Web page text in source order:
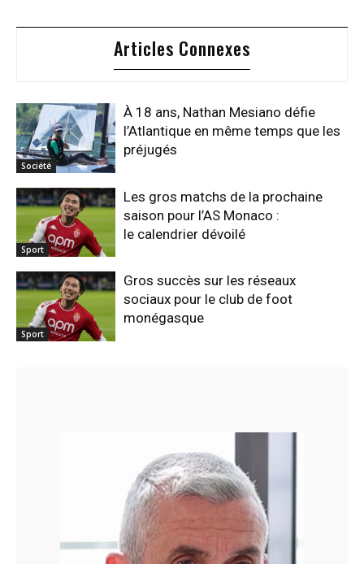
Articles Connexes
Société
À 18 ans, Nathan Mesiano défie
l’Atlantique en même temps que les
préjugés
Sport
Les gros matchs de la prochaine
saison pour l’AS Monaco :
le calendrier dévoilé
Sport
Gros succès sur les réseaux
sociaux pour le club de foot
monégasque